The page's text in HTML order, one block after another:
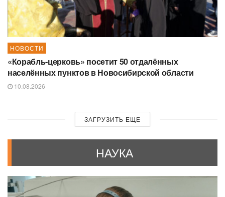
НОВОСТИ
«Корабль-церковь» посетит 50 отдалённых
населённых пунктов в Новосибирской области
10.08.2026
ЗАГРУЗИТЬ ЕЩЕ
НАУКА